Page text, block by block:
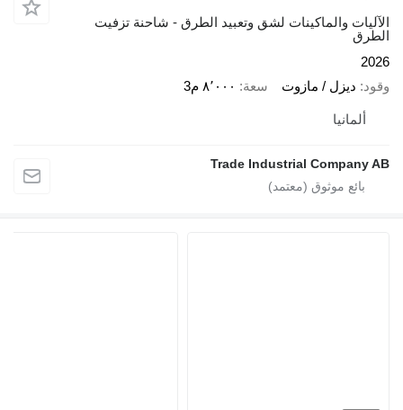
الآليات والماكينات لشق وتعبيد الطرق - شاحنة تزفيت
الطرق
2026
وقود ديزل / مازوت سعة ٨٬٠٠٠ م3
ألمانيا
Trade Industrial Company AB